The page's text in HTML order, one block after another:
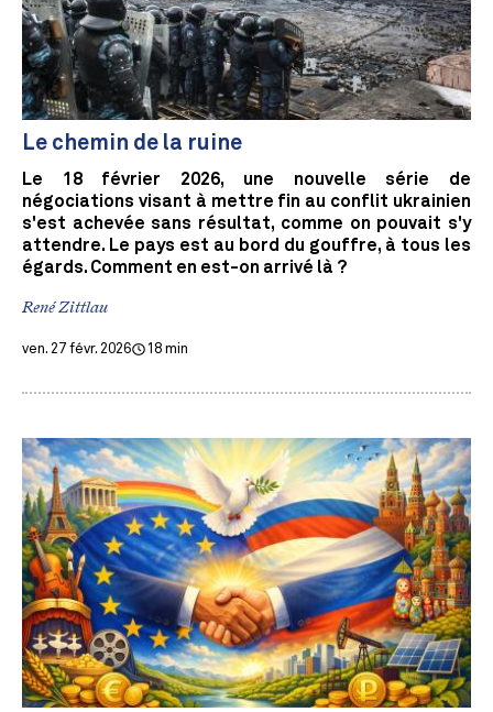
Le chemin de la ruine
Le 18 février 2026, une nouvelle série de
négociations visant à mettre fin au conflit ukrainien
s'est achevée sans résultat, comme on pouvait s'y
attendre. Le pays est au bord du gouffre, à tous les
égards. Comment en est-on arrivé là ?
René Zittlau
ven. 27 févr. 2026 18 min